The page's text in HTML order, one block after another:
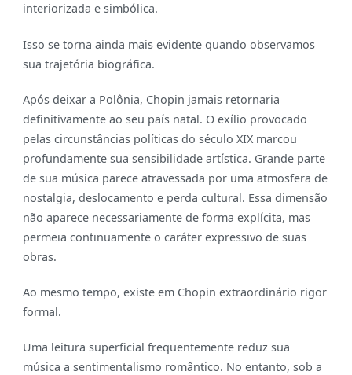
interiorizada e simbólica.
Isso se torna ainda mais evidente quando observamos
sua trajetória biográfica.
Após deixar a Polônia, Chopin jamais retornaria
definitivamente ao seu país natal. O exílio provocado
pelas circunstâncias políticas do século XIX marcou
profundamente sua sensibilidade artística. Grande parte
de sua música parece atravessada por uma atmosfera de
nostalgia, deslocamento e perda cultural. Essa dimensão
não aparece necessariamente de forma explícita, mas
permeia continuamente o caráter expressivo de suas
obras.
Ao mesmo tempo, existe em Chopin extraordinário rigor
formal.
Uma leitura superficial frequentemente reduz sua
música a sentimentalismo romântico. No entanto, sob a